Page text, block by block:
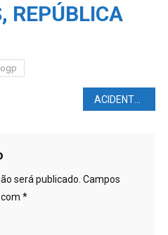
REPÚBLICA
será publicado. Campos
*